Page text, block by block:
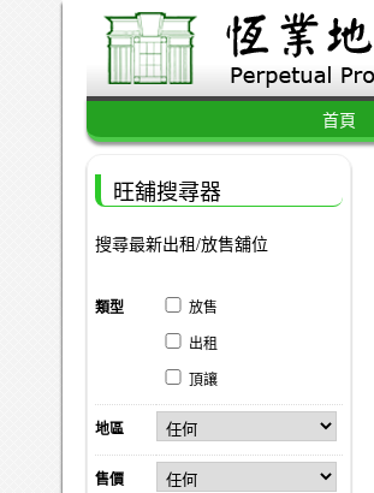
首頁
旺舖搜尋器
搜尋最新出租/放售舖位
類型 放售
出租
頂讓
地區
售價